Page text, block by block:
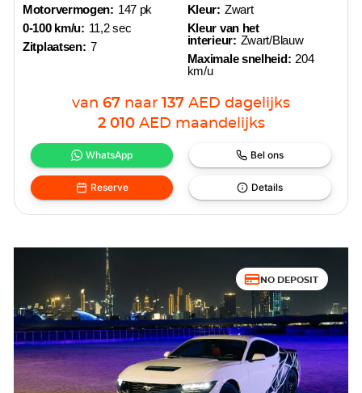
Motorvermogen: 147 pk
0-100 km/u: 11,2 sec
Zitplaatsen: 7
Kleur: Zwart
Kleur van het
interieur: Zwart/Blauw
Maximale snelheid: 204
km/u
van 67 naar 137 AED dagelijks
2 010 AED maandelijks
WhatsApp Bel ons
Reserve Details
NO DEPOSIT